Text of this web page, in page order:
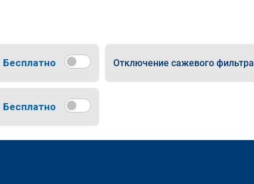
Бесплатно Отключение сажевого фильтра
Бесплатно